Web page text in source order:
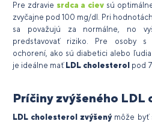
Pre zdravie srdca a ciev sú
zvyčajne pod 100 mg/dl. Pri
sa považujú za normálne, no
predstavovať riziko. Pre osoby s
ochorení, ako sú diabetici alebo
je ideálne mať LDL cholesterol pod
Príčiny zvýšeného LDL
LDL cholesterol zvýšenýmôže byť